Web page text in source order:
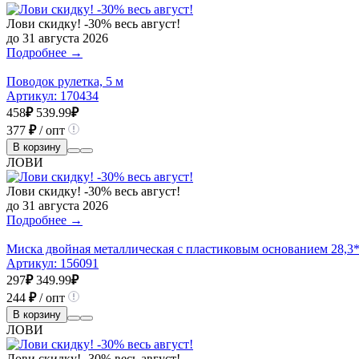
Лови скидку! -30% весь август!
до 31 августа 2026
Подробнее →
Поводок рулетка, 5 м
Артикул: 170434
458₽ 539.99₽
377 ₽/ опт
В корзину
ЛОВИ
Лови скидку! -30% весь август!
до 31 августа 2026
Подробнее →
Миска двойная металлическая с пластиковым основанием
Артикул: 156091
297₽ 349.99₽
244 ₽/ опт
В корзину
ЛОВИ